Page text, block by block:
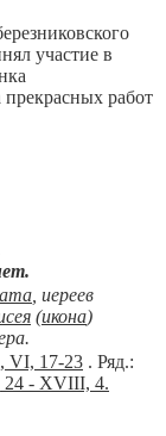
участие в
прекрасных работ
, иереев
(икона)
VI, 17-23 . Ряд.:
- XVIII, 4.